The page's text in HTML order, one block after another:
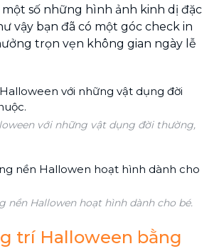
một số những hình ảnh kinh dị đặc
vậy bạn đã có một góc check in
trọn vẹn không gian ngày lễ
với những vật dụng đời thường,
nền Hallowen hoạt hình dành cho bé.
trí Halloween bằng